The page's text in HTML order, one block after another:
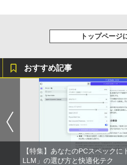
トップページ
おすすめ記事
【特集】あなたのPCスペック
LLM」の選び方と快適化テク